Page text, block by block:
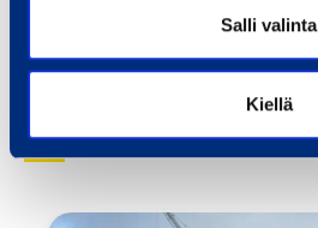
Salli valinta
Kiellä